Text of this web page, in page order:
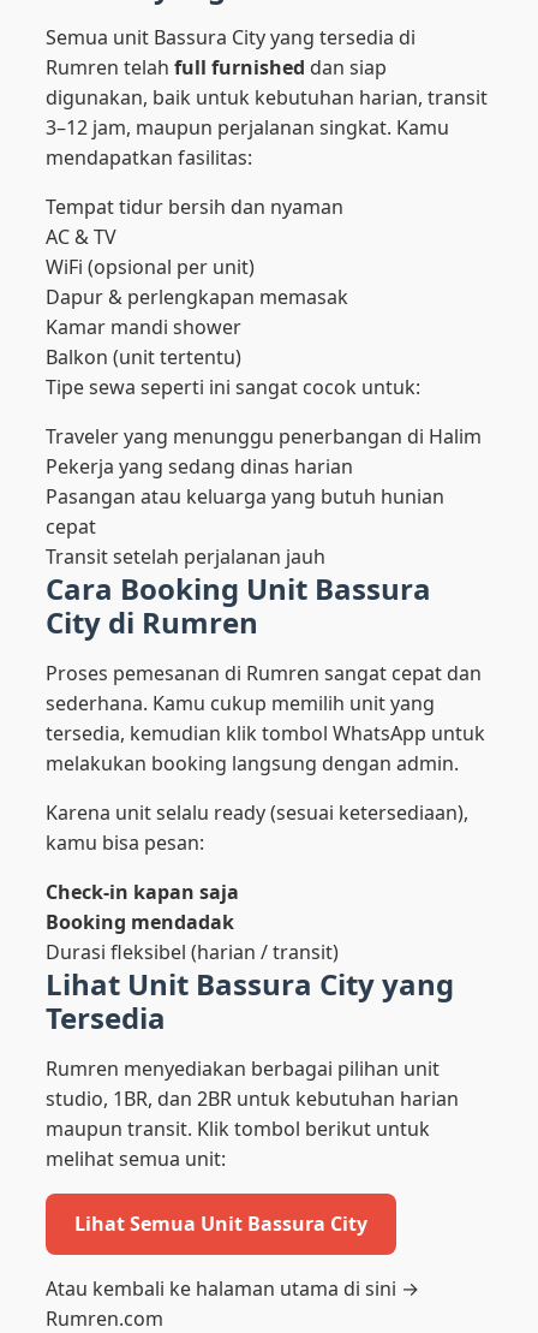
Semua unit Bassura City yang tersedia di
Rumren telahfull furnished dan siap
digunakan, baik untuk kebutuhan harian, transit
3–12 jam, maupun perjalanan singkat. Kamu
mendapatkan fasilitas:
Tempat tidur bersih dan nyaman
AC & TV
WiFi (opsional per unit)
Dapur & perlengkapan memasak
Kamar mandi shower
Balkon (unit tertentu)
Tipe sewa seperti ini sangat cocok untuk:
Traveler yang menunggu penerbangan di Halim
Pekerja yang sedang dinas harian
Pasangan atau keluarga yang butuh hunian
cepat
Transit setelah perjalanan jauh
Cara Booking Unit Bassura
City di Rumren
Proses pemesanan di Rumren sangat cepat dan
sederhana. Kamu cukup memilih unit yang
tersedia, kemudian klik tombol WhatsApp untuk
melakukan booking langsung dengan admin.
Karena unit selalu ready (sesuai ketersediaan),
kamu bisa pesan:
Check-in kapan saja
Booking mendadak
Durasi fleksibel (harian / transit)
Lihat Unit Bassura City yang
Tersedia
Rumren menyediakan berbagai pilihan unit
studio, 1BR, dan 2BR untuk kebutuhan harian
maupun transit. Klik tombol berikut untuk
melihat semua unit:
Lihat Semua Unit Bassura City
Atau kembali ke halaman utama di sini →
Rumren.com